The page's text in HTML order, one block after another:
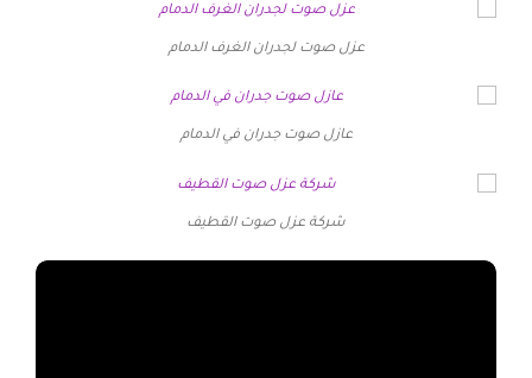
عزل صوت لجدران الغرف الدمام
عازل صوت جدران في الدمام
شركة عزل صوت القطيف